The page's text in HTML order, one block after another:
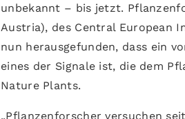
unbekannt – bis jetzt.
Austria), des Central European
nun herausgefunden, dass ein
eines der Signale ist, die dem
Nature Plants.
„Pflanzenforscher versuchen